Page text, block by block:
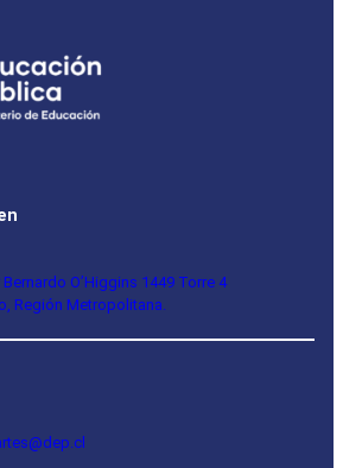
O’Higgins 1449 Torre 4
Región Metropolitana.